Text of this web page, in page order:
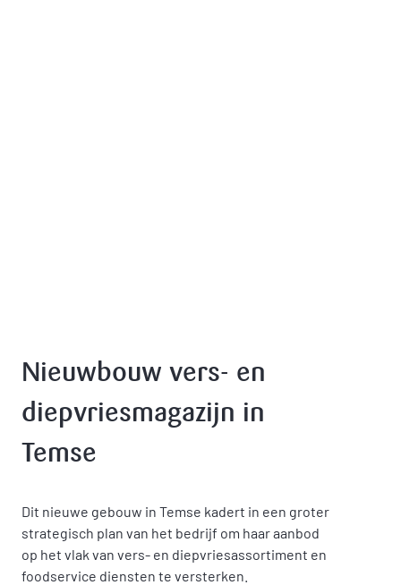
Nieuwbouw vers- en
diepvriesmagazijn in
Temse
Dit nieuwe gebouw in Temse kadert in een groter
strategisch plan van het bedrijf om haar aanbod
op het vlak van vers- en diepvriesassortiment en
foodservice diensten te versterken.